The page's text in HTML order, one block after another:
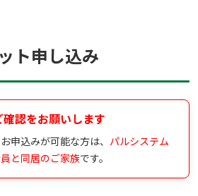
ト申し込み
認をお願いします
申込みが可能な方は、 パルシステム
と同居のご家族です。